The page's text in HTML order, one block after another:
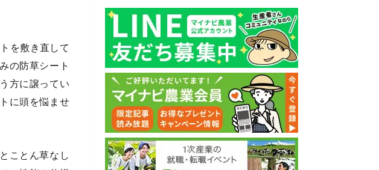
を敷き直して
の防草シート
方に譲ってい
に頭を悩ませ
ことん草なし